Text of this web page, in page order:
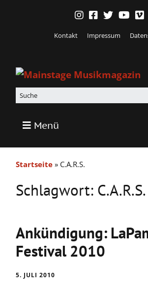
Kontakt Impressum
Menü
Startseite » C.A.R.S.
Schlagwort: C.A.R.S.
Ankündigung:
Festival 2010
5. JULI 2010